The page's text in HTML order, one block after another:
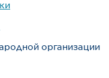
организации